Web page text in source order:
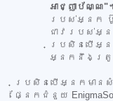
អាជ្ញាប័ណ្ណ"
របស់អ្នក ប៊ូ
ជាវរបស់អ្ន
ប្រសិនបើអ្
អ្នកនឹងត្រូ
ប្រសិនបើអ្នកមាន
ផ្នែកជំនួយ